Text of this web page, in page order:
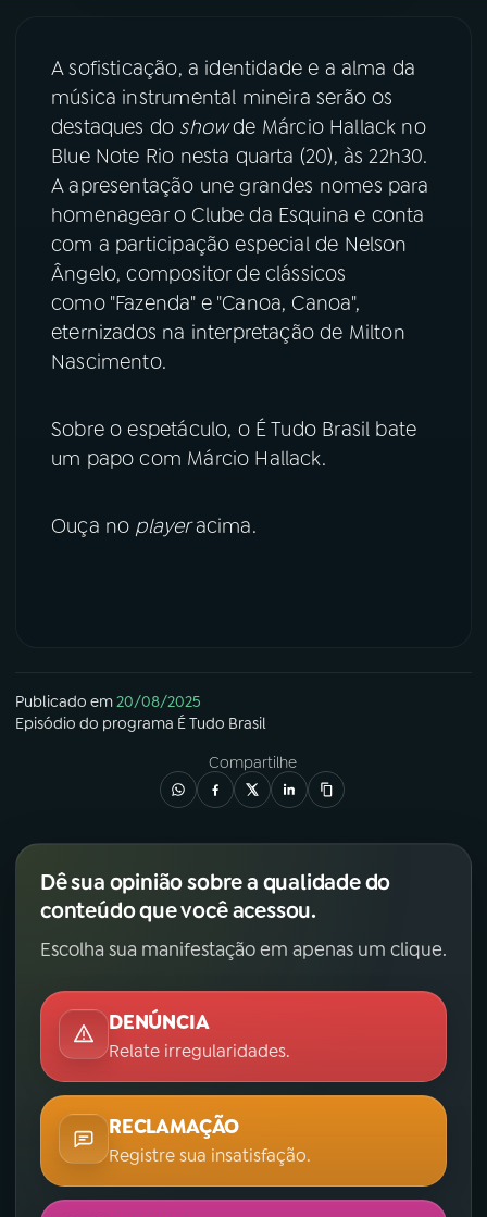
06 VIDEOCASTS
07ÚLTIMAS
FESTIVAL DE MÚSICA
ACOMPANHE A RÁDIO NACIONAL
Facebook
TikTok
A sofisticação, a identidade e a alma da
música instrumental mineira serão os
destaques do showde Márcio Hallack no
Blue Note Rio nesta quarta (20), às 22h30.
A apresentação une grandes nomes para
homenagear o Clube da Esquina e conta
com a participação especial de Nelson
Ângelo, compositor de clássicos
como "Fazenda" e "Canoa, Canoa",
eternizados na interpretação de Milton
Nascimento.
Sobre o espetáculo, o É Tudo Brasil bate
um papo com Márcio Hallack.
Ouça no playeracima.
Publicado em20/08/2025
Episódio do programa É Tudo Brasil
Compartilhe
Dê sua opinião sobre a qualidade do
conteúdo que você acessou.
Escolha sua manifestação em apenas um clique.
DENÚNCIA
Relate irregularidades.
RECLAMAÇÃO
Registre sua insatisfação.